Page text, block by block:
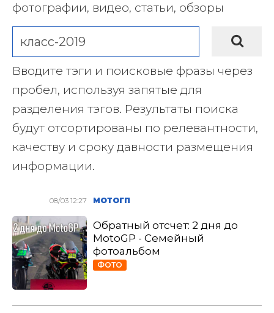
фотографии, видео, статьи, обзоры
Вводите тэги и поисковые фразы через
пробел, используя запятые для
разделения тэгов. Результаты поиска
будут отсортированы по релевантности,
качеству и сроку давности размещения
информации.
08/03 12:27 МОТОГП
Обратный отсчет: 2 дня до
MotoGP - Семейный
фотоальбом
ФОТО